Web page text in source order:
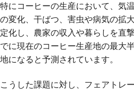
特にコーヒーの生産において、気
の変化、干ばつ、害虫や病気の拡
定化し、農家の収入や暮らしを直
でに現在のコーヒー生産地の最大
地になると予測されています。
こうした課題に対し、フェアトレ